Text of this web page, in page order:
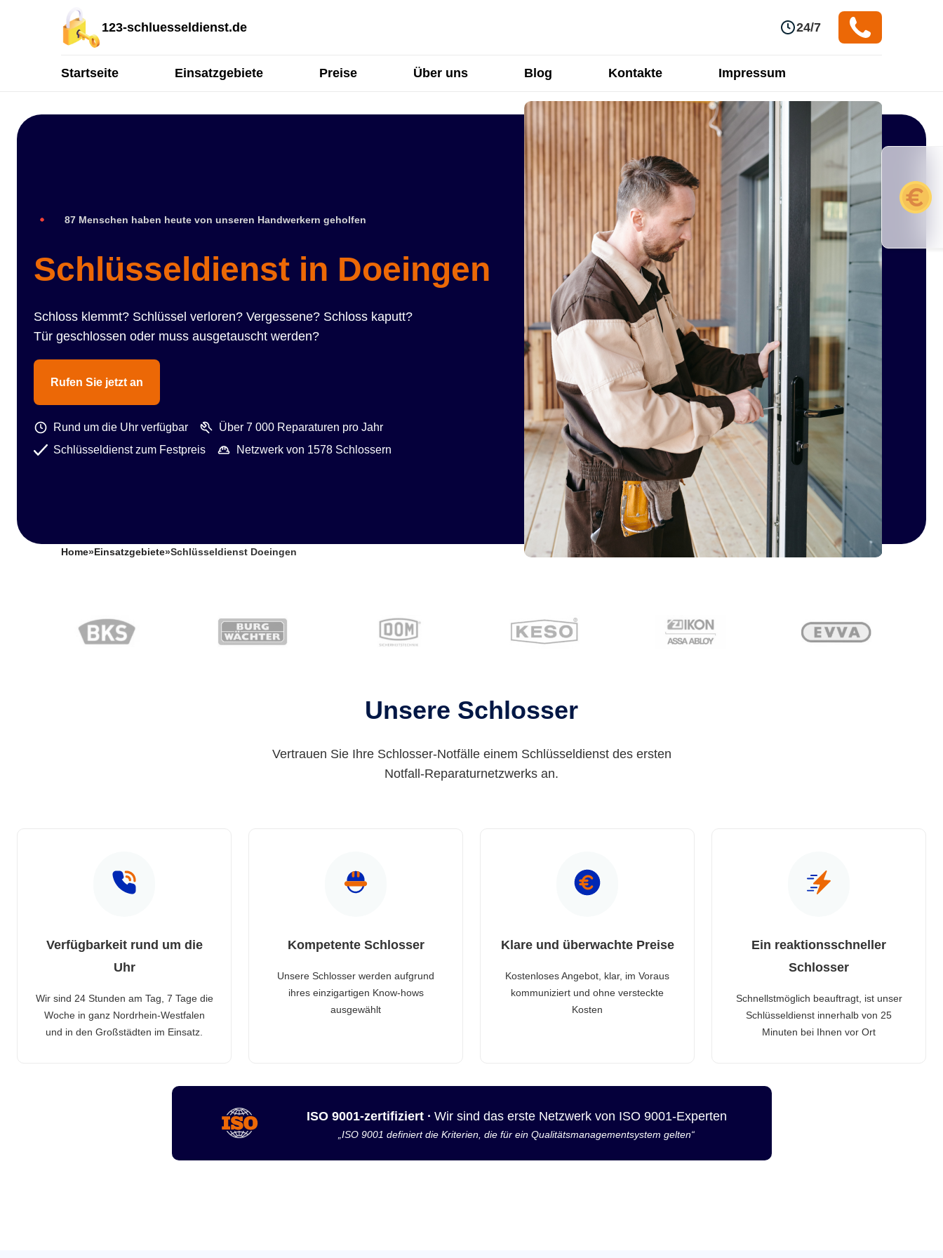
123-schluesseldienst.de 24/7
Startseite Einsatzgebiete Preise Über uns Blog Kontakte Impressum
87 Menschen haben heute von unseren Handwerkern geholfen
Schlüsseldienst in Doeingen
Schloss klemmt? Schlüssel verloren? Vergessene? Schloss kaputt?
Tür geschlossen oder muss ausgetauscht werden?
Rufen Sie jetzt an
Rund um die Uhr verfügbar
Über 7 000 Reparaturen pro Jahr
Schlüsseldienst zum Festpreis
Netzwerk von 1578 Schlossern
Home» Einsatzgebiete»Schlüsseldienst Doeingen
Unsere Schlosser
Vertrauen Sie Ihre Schlosser-Notfälle einem Schlüsseldienst des ersten
Notfall-Reparaturnetzwerks an.
Verfügbarkeit rund um die
Uhr
Wir sind 24 Stunden am Tag, 7 Tage die
Woche in ganz Nordrhein-Westfalen
und in den Großstädten im Einsatz.
Kompetente Schlosser
Unsere Schlosser werden aufgrund
ihres einzigartigen Know-hows
ausgewählt
Klare und überwachte Preise
Kostenloses Angebot, klar, im Voraus
kommuniziert und ohne versteckte
Kosten
Ein reaktionsschneller
Schlosser
Schnellstmöglich beauftragt, ist unser
Schlüsseldienst innerhalb von 25
Minuten bei Ihnen vor Ort
ISO 9001-zertifiziert · Wir sind das erste Netzwerk von ISO 9001-Experten
„ISO 9001 definiert die Kriterien, die für ein Qualitätsmanagementsystem gelten“